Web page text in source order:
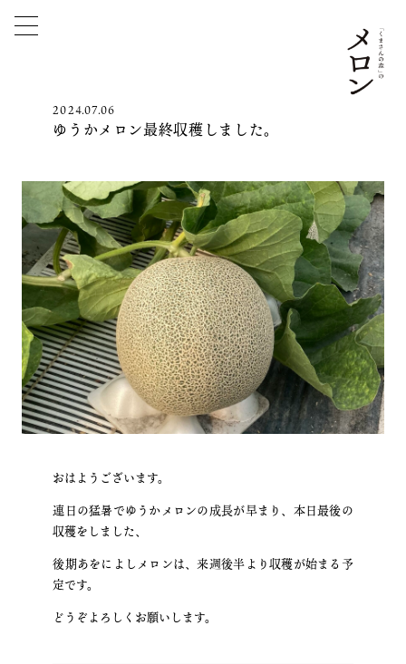
2024.07.06
ゆうかメロン最終収穫しました。
おはようございます。
連日の猛暑でゆうかメロンの成長が早まり、本日最後の
収穫をしました、
後期あをによしメロンは、来週後半より収穫が始まる予
定です。
どうぞよろしくお願いします。